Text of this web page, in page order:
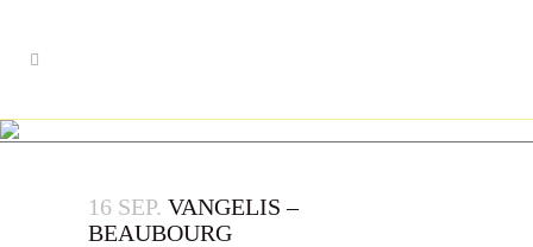
16 SEP. VANGELIS –
BEAUBOURG